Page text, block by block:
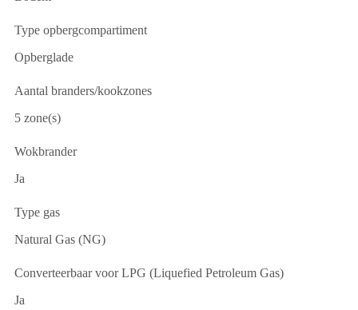
Type opbergcompartiment
Opberglade
Aantal branders/kookzones
5 zone(s)
Wokbrander
Ja
Type gas
Natural Gas (NG)
Converteerbaar voor LPG (Liquefied Petroleum Gas)
Ja